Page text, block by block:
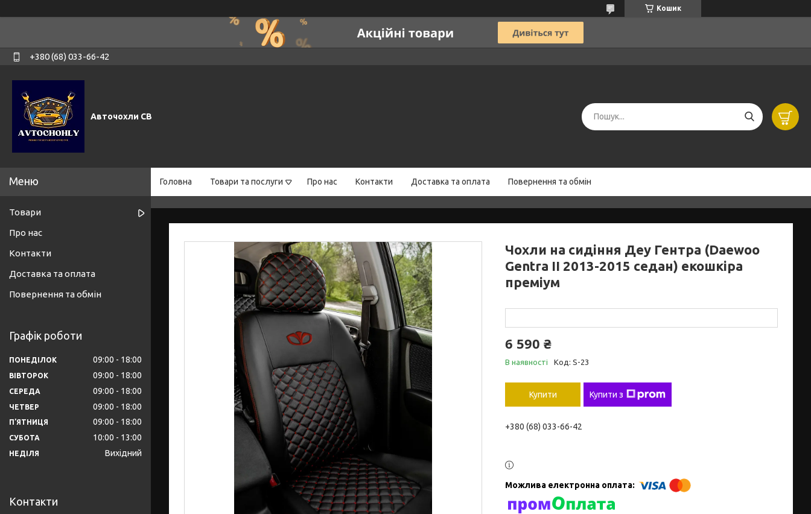
Кошик
+380 (68) 033-66-42
Авточохли СВ
Головна Товари та послуги Про нас Контакти Доставка та оплата Повернення та обмін
Чохли на сидіння Деу Гентра (Daewоo
Gentra II 2013-2015 седан) екошкіра
преміум
6 590 ₴
В наявності Код: S-23
Купити Купити з
+380 (68) 033-66-42
Товари
Про нас
Контакти
Доставка та оплата
Повернення та обмін
Графік роботи
ПОНЕДІЛОК 09:00 18:00
ВІВТОРОК 09:00 18:00
СЕРЕДА 09:00 18:00
ЧЕТВЕР 09:00 18:00
ПʼЯТНИЦЯ 09:00 18:00
СУБОТА 10:00 13:00
НЕДІЛЯ Вихідний
Контакти